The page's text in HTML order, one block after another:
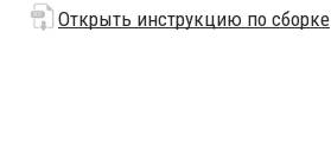
Открыть инструкцию по сборке